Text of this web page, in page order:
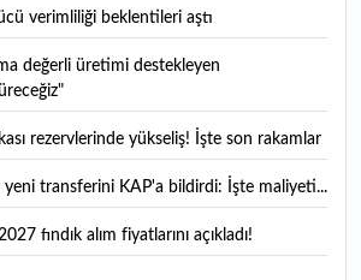
verimliliği beklentileri aştı
rezervlerinde yükseliş! İşte son rakamlar
yeni transferini KAP'a bildirdi: İşte maliyeti...
fındık alım fiyatlarını açıkladı!